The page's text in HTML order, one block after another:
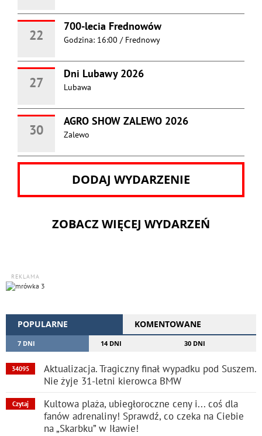
22
700-lecia Frednowów
Godzina: 16:00 / Frednowy
27
Dni Lubawy 2026
Lubawa
30
AGRO SHOW ZALEWO 2026
Zalewo
DODAJ WYDARZENIE
ZOBACZ WIĘCEJ WYDARZEŃ
REKLAMA
POPULARNE KOMENTOWANE
7 DNI 14 DNI 30 DNI
34095
Aktualizacja. Tragiczny finał wypadku pod Suszem.
Nie żyje 31-letni kierowca BMW
Czytaj
Kultowa plaża, ubiegłoroczne ceny i... coś dla
fanów adrenaliny! Sprawdź, co czeka na Ciebie
na „Skarbku” w Iławie!